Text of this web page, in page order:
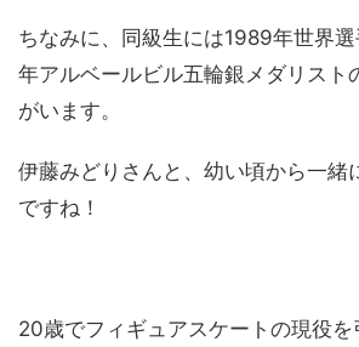
ちなみに、同級生には1989年世界
年アルベールビル五輪銀メダリスト
がいます。
伊藤みどりさんと、幼い頃から一緒
ですね！
20歳でフィギュアスケートの現役を